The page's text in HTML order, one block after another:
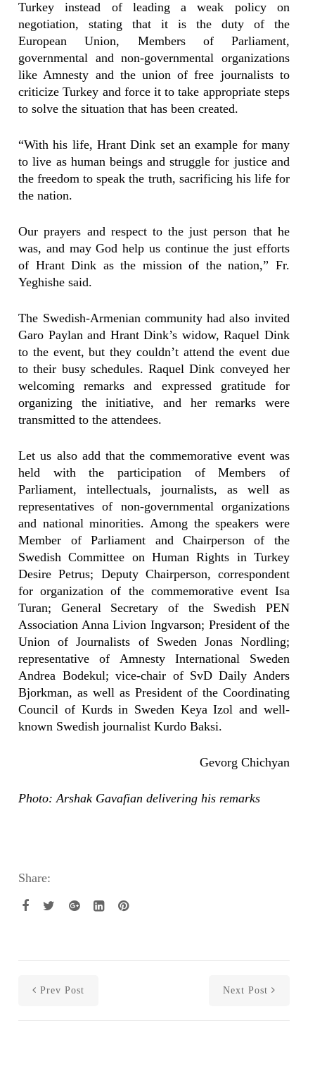
Turkey instead of leading a weak policy on
negotiation, stating that it is the duty of the
European Union, Members of Parliament,
governmental and non-governmental organizations
like Amnesty and the union of free journalists to
criticize Turkey and force it to take appropriate steps
to solve the situation that has been created.
“With his life, Hrant Dink set an example for many
to live as human beings and struggle for justice and
the freedom to speak the truth, sacrificing his life for
the nation.
Our prayers and respect to the just person that he
was, and may God help us continue the just efforts
of Hrant Dink as the mission of the nation,” Fr.
Yeghishe said.
The Swedish-Armenian community had also invited
Garo Paylan and Hrant Dink’s widow, Raquel Dink
to the event, but they couldn’t attend the event due
to their busy schedules. Raquel Dink conveyed her
welcoming remarks and expressed gratitude for
organizing the initiative, and her remarks were
transmitted to the attendees.
Let us also add that the commemorative event was
held with the participation of Members of
Parliament, intellectuals, journalists, as well as
representatives of non-governmental organizations
and national minorities. Among the speakers were
Member of Parliament and Chairperson of the
Swedish Committee on Human Rights in Turkey
Desire Petrus; Deputy Chairperson, correspondent
for organization of the commemorative event Isa
Turan; General Secretary of the Swedish PEN
Association Anna Livion Ingvarson; President of the
Union of Journalists of Sweden Jonas Nordling;
representative of Amnesty International Sweden
Andrea Bodekul; vice-chair of SvD Daily Anders
Bjorkman, as well as President of the Coordinating
Council of Kurds in Sweden Keya Izol and well-
known Swedish journalist Kurdo Baksi.
Gevorg Chichyan
Photo: Arshak Gavafian delivering his remarks
Share:
Prev Post Next Post